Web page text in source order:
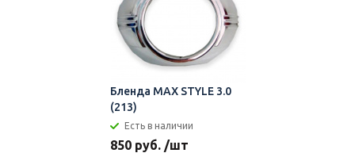
Бленда MAX STYLE 3.0
(213)
Есть в наличии
850 руб. /шт